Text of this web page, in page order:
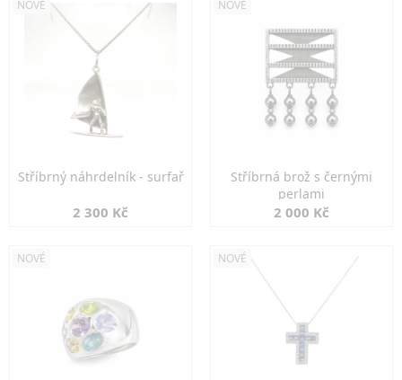
NOVÉ
Stříbrný náhrdelník - surfař
2 300 Kč
NOVÉ
Stříbrná brož s černými
perlami
2 000 Kč
NOVÉ NOVÉ